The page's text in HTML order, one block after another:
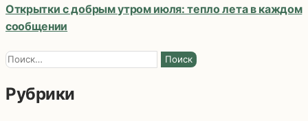
Открытки с добрым утром июля: тепло лета в каждом
сообщении
Найти:
Рубрики